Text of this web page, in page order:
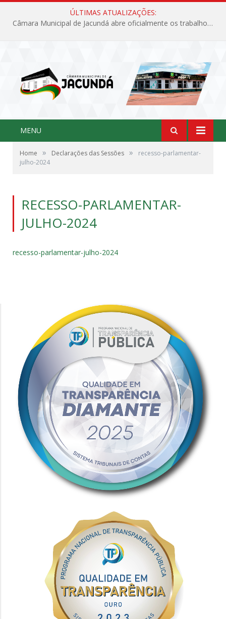
ÚLTIMAS ATUALIZAÇÕES:
Câmara Municipal de Jacundá abre oficialmente os trabalhos legislativos de 2026
MENU
Home » Declarações das Sessões »
recesso-parlamentar-
julho-2024
RECESSO-PARLAMENTAR-
JULHO-2024
recesso-parlamentar-julho-2024